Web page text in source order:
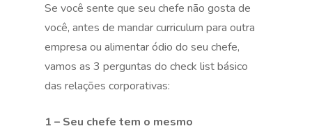
Se você sente que seu chefe não gosta de
você, antes de mandar curriculum para outra
empresa ou alimentar ódio do seu chefe,
vamos as 3 perguntas do check list básico
das relações corporativas:
1 – Seu chefe tem o mesmo